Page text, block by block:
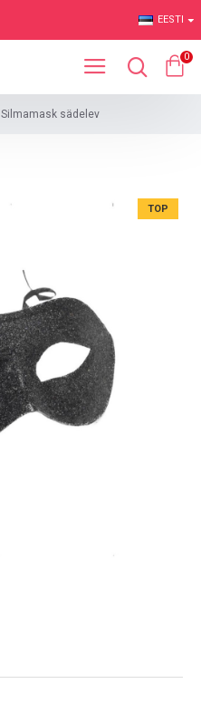
EESTI
0
Silmamask sädelev
TOP